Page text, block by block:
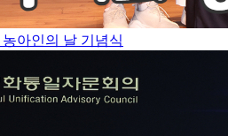
아인의 날 기념식